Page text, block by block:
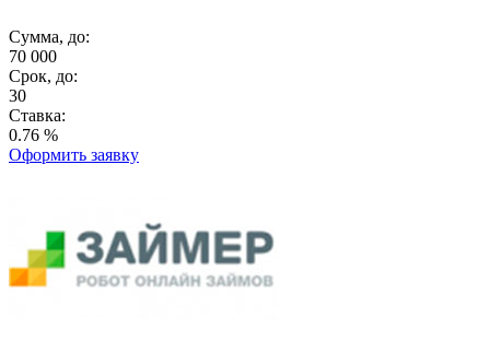
Сумма, до:
70 000
Срок, до:
30
Ставка:
0.76 %
Оформить заявку